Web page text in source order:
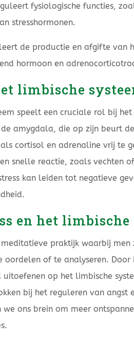
fysiologische functies,
stresshormonen.
de productie en afgifte van
hormoon en
limbische
speelt een cruciale rol bij
amygdala, die op zijn beurt
cortisol en adrenaline vrij te
snelle reactie, zoals vechten
kan leiden tot negatieve
en het limbische
meditatieve praktijk waarbij
oordelen of te analyseren.
uitoefenen op het limbische
bij het reguleren van angst
we ons brein om meer